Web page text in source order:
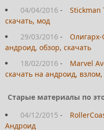
04/04/2016 -
Stickman
скачать, мод
29/03/2016 -
андроид, обзор, скачать
18/02/2016 -
Marvel
скачать на андроид, взлом,
Старые материалы по
04/12/2015 -
Андроид